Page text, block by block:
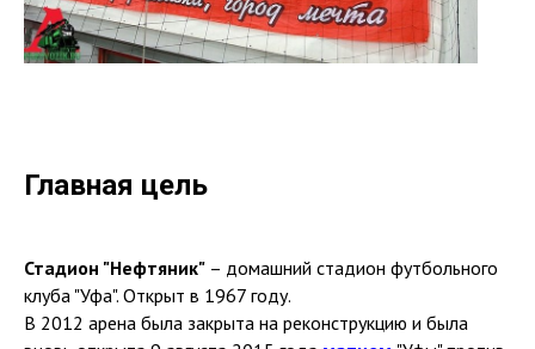
Главная цель
Стадион "Нефтяник" – домашний стадион футбольного
клуба "Уфа". Открыт в 1967 году.
В 2012 арена была закрыта на реконструкцию и была